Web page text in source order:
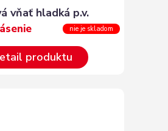
vňať hladká p.v.
nie je skladom
produktu